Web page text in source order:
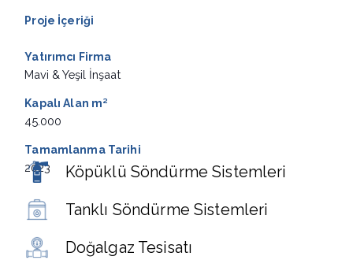
Proje İçeriği
Yatırımcı Firma
Mavi & Yeşil İnşaat
Kapalı Alan m²
45.000
Tamamlanma Tarihi
2023 Köpüklü Söndürme Sistemleri
Tanklı Söndürme Sistemleri
Doğalgaz Tesisatı